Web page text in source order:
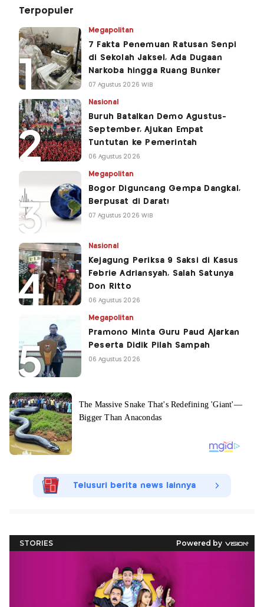
Terpopuler
Megapolitan
7 Fakta Penemuan Ratusan Senpi
di Sekolah Jaksel, Ada Dugaan
Narkoba hingga Ruang Bunker
07 Agustus 2026 WIB
Nasional
Buruh Batalkan Demo Agustus-
September, Ajukan Empat
Tuntutan ke Pemerintah
06 Agustus 2026
Megapolitan
Bogor Diguncang Gempa Dangkal,
Berpusat di Darat!
07 Agustus 2026 WIB
Nasional
Kejagung Periksa 9 Saksi di Kasus
Febrie Adriansyah, Salah Satunya
Don Ritto
06 Agustus 2026
Megapolitan
Pramono Minta Guru Paud Ajarkan
Peserta Didik Pilah Sampah
06 Agustus 2026
Telusuri berita news lainnya